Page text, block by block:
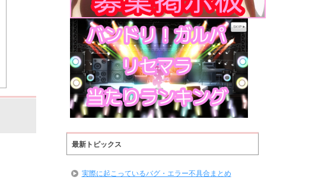
最新トピックス
実際に起こっているバグ・エラー不具合まとめ